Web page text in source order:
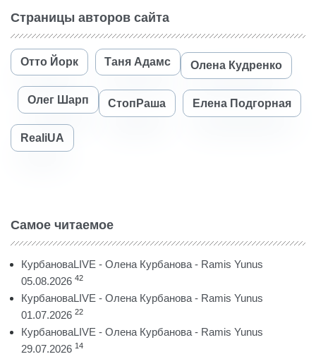
Страницы авторов сайта
Отто Йорк Таня Адамс Олена Кудренко
Олег Шарп СтопРаша Елена Подгорная
RealiUA
Самое читаемое
КурбановаLIVE - Олена Курбанова - Ramis Yunus
05.08.2026 42
КурбановаLIVE - Олена Курбанова - Ramis Yunus
01.07.2026 22
КурбановаLIVE - Олена Курбанова - Ramis Yunus
29.07.2026 14